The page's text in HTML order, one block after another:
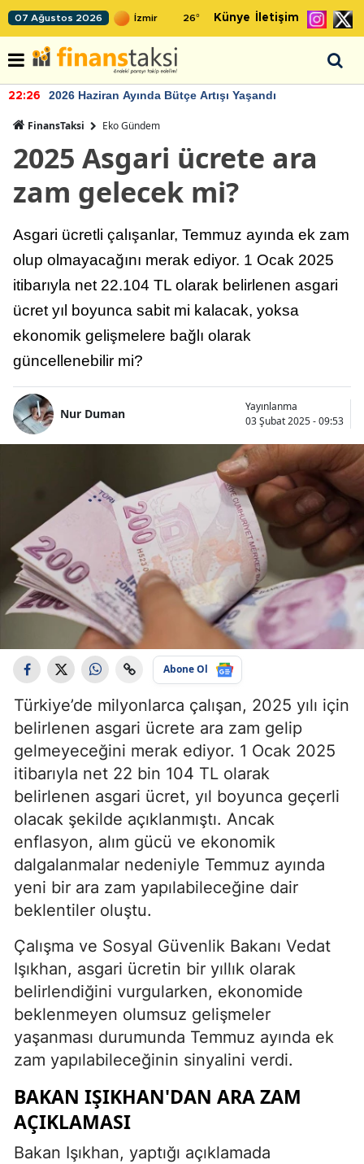
07 Ağustos 2026 26° Künye İletişim
22:26 2026 Haziran Ayında Bütçe Artışı Yaşandı
FinansTaksi Eko Gündem
2025 Asgari ücrete ara
zam gelecek mi?
Asgari ücretli çalışanlar, Temmuz ayında ek zam
olup olmayacağını merak ediyor. 1 Ocak 2025
itibarıyla net 22.104 TL olarak belirlenen asgari
ücret yıl boyunca sabit mi kalacak, yoksa
ekonomik gelişmelere bağlı olarak
güncellenebilir mi?
Nur Duman
Yayınlanma
03 Şubat 2025 - 09:53
Abone Ol
Türkiye’de milyonlarca çalışan, 2025 yılı için
belirlenen asgari ücrete ara zam gelip
gelmeyeceğini merak ediyor. 1 Ocak 2025
itibarıyla net 22 bin 104 TL olarak
belirlenen asgari ücret, yıl boyunca geçerli
olacak şekilde açıklanmıştı. Ancak
enflasyon, alım gücü ve ekonomik
dalgalanmalar nedeniyle Temmuz ayında
yeni bir ara zam yapılabileceğine dair
beklentiler oluştu.
Çalışma ve Sosyal Güvenlik Bakanı Vedat
Işıkhan, asgari ücretin bir yıllık olarak
belirlendiğini vurgularken, ekonomide
beklenmeyen olumsuz gelişmeler
yaşanması durumunda Temmuz ayında ek
zam yapılabileceğinin sinyalini verdi.
BAKAN IŞIKHAN'DAN ARA ZAM
AÇIKLAMASI
Bakan Işıkhan, yaptığı açıklamada